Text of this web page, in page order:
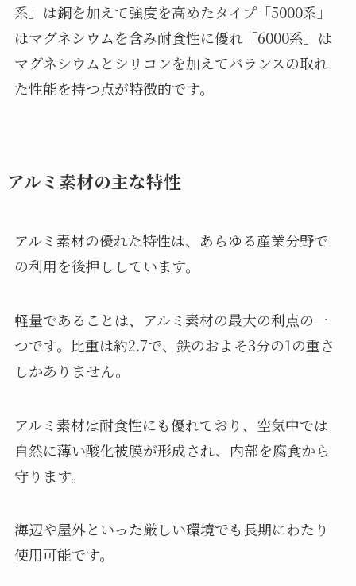
系」は銅を加えて強度を高めたタイプ「5000系」
はマグネシウムを含み耐食性に優れ「6000系」は
マグネシウムとシリコンを加えてバランスの取れ
た性能を持つ点が特徴的です。
アルミ素材の主な特性
アルミ素材の優れた特性は、あらゆる産業分野で
の利用を後押ししています。
軽量であることは、アルミ素材の最大の利点の一
つです。比重は約2.7で、鉄のおよそ3分の1の重さ
しかありません。
アルミ素材は耐食性にも優れており、空気中では
自然に薄い酸化被膜が形成され、内部を腐食から
守ります。
海辺や屋外といった厳しい環境でも長期にわたり
使用可能です。